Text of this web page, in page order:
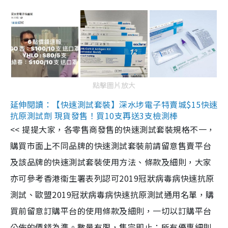
點擊圖片放大
延伸閱讀：【快速測試套裝】深水埗電子特賣城$15快速
抗原測試劑 現貨發售！買10支再送3支檢測棒
<< 提提大家，各零售商發售的快速測試套裝規格不一，
購買市面上不同品牌的快速測試套裝前請留意售賣平台
及該品牌的快速測試套裝使用方法、條款及細則，大家
亦可參考香港衞生署表列認可2019冠狀病毒病快速抗原
測試、歐盟2019冠狀病毒病快速抗原測試通用名單，購
買前留意訂購平台的使用條款及細則，一切以訂購平台